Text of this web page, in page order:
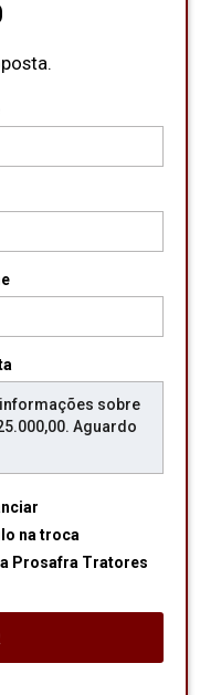
na troca
Desejo receber ofertas da Prosafra Tratores